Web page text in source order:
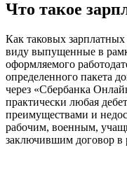
Что такое
Как таковых
виду выпущенные в
оформляемого
определенного пакета
через «Сбербанка
практически любая
преимуществами и
рабочим, военным,
заключившим договор в